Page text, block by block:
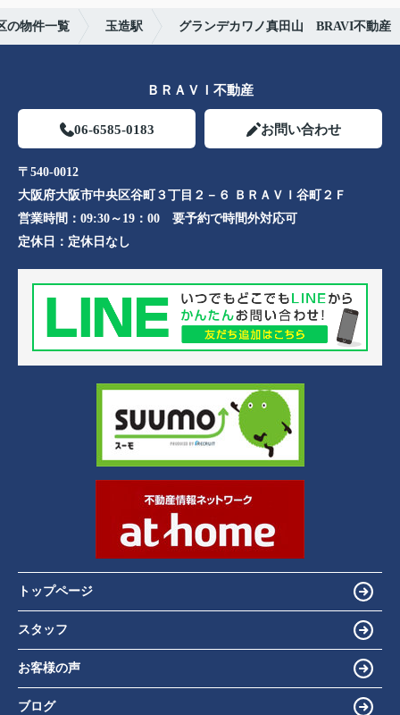
の物件一覧 玉造駅 グランデカワノ真田山 BRAVI不動産
ＢＲＡＶＩ不動産
06-6585-0183 お問い合わせ
〒540-0012
大阪府大阪市中央区谷町３丁目２－６ ＢＲＡＶＩ谷町２Ｆ
営業時間： 09:30～19：00 要予約で時間外対応可
定休日： 定休日なし
トップページ
スタッフ
お客様の声
ブログ